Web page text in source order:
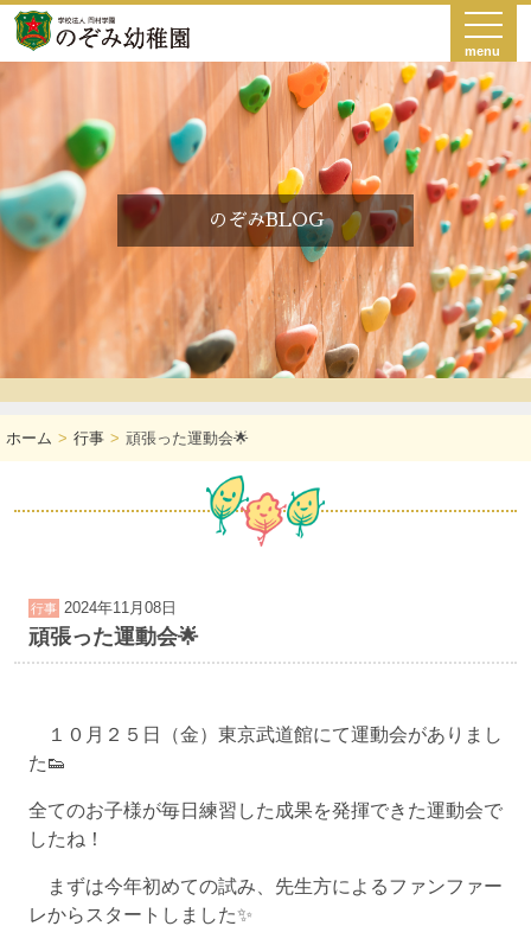
menu
のぞみBLOG
ホーム 行事 頑張った運動会🌟
行事 2024年11月08日
頑張った運動会🌟
１０月２５日（金）東京武道館にて運動会がありまし
た👟
全てのお子様が毎日練習した成果を発揮できた運動会で
したね！
まずは今年初めての試み、先生方によるファンファー
レからスタートしました✨